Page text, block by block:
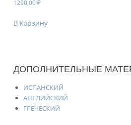
1290,00₽
В корзину
ДОПОЛНИТЕЛЬНЫЕ
ИСПАНСКИЙ
АНГЛИЙСКИЙ
ГРЕЧЕСКИЙ